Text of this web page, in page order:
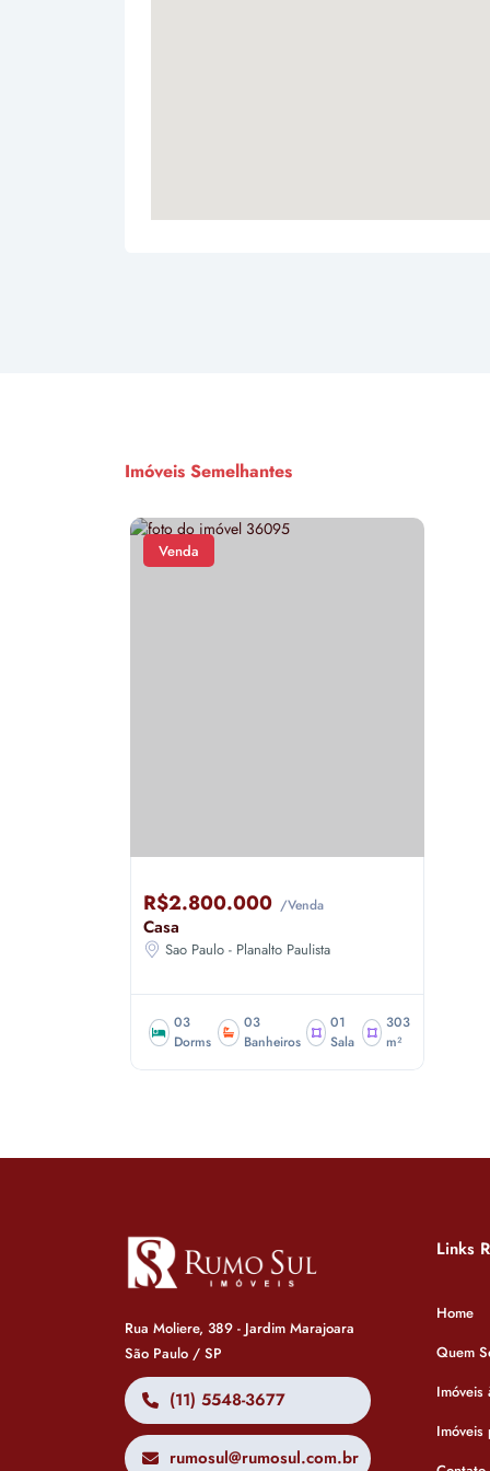
Imóveis Semelhantes
Venda
R$2.800.000 /Venda
Casa
Sao Paulo - Planalto Paulista
03
Dorms
03
Banheiros
01
Sala
303
m²
Rua Moliere, 389 - Jardim Marajoara
São Paulo / SP
(11) 5548-3677
rumosul@rumosul.com.br
Links
Home
Quem
Imóveis
Imóveis